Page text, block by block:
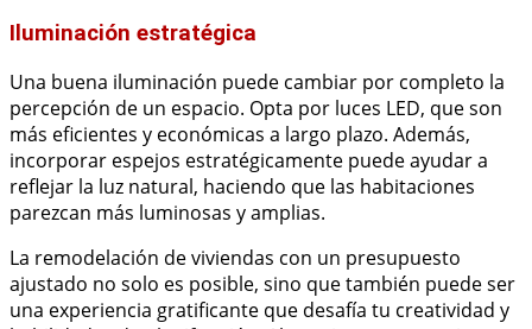
Iluminación estratégica
Una buena iluminación puede cambiar por completo la
percepción de un espacio. Opta por luces LED, que son
más eficientes y económicas a largo plazo. Además,
incorporar espejos estratégicamente puede ayudar a
reflejar la luz natural, haciendo que las habitaciones
parezcan más luminosas y amplias.
La remodelación de viviendas con un presupuesto
ajustado no solo es posible, sino que también puede ser
una experiencia gratificante que desafía tu creatividad y